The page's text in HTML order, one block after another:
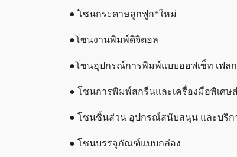
● โซนกระดาษลูกฟูก*ใหม่
●โซนงานพิมพ์ดิจิตอล
●โซนอุปกรณ์การพิมพ์แบบออฟเซ็ท เฟลก
● โซนการพิมพ์สกรีนและเครื่องมือพิเศษ
● โซนชิ้นส่วน อุปกรณ์สนับสนุน และบริก
● โซนบรรจุภัณฑ์แบบกล่อง